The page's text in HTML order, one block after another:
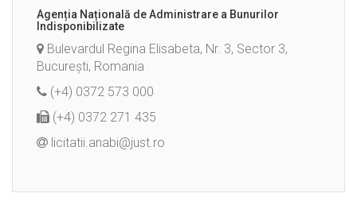
Agenția Națională de Administrare a Bunurilor
Indisponibilizate
Bulevardul Regina Elisabeta, Nr. 3, Sector 3,
București, Romania
(+4) 0372 573 000
(+4) 0372 271 435
licitatii.anabi@just.ro